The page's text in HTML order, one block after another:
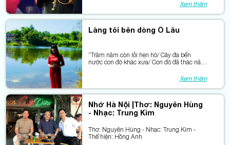
Xem thêm
Làng tôi bên dòng Ô Lâu
“Trăm năm còn lỗi hẹn hò/ Cây đa bến
nước con đò khác xưa/ Con đò đã thác năm
Xem thêm
Nhớ Hà Nội |Thơ: Nguyên Hùng
- Nhạc: Trung Kim
Thơ: Nguyên Hùng - Nhạc: Trung Kim -
Thể hiện: Hồng Anh